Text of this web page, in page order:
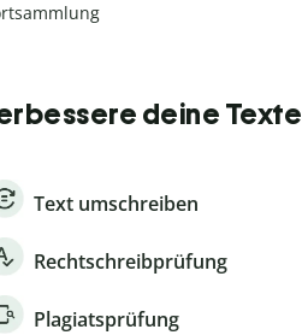
deine Texte
Text umschreiben
Rechtschreibprüfung
Plagiatsprüfung